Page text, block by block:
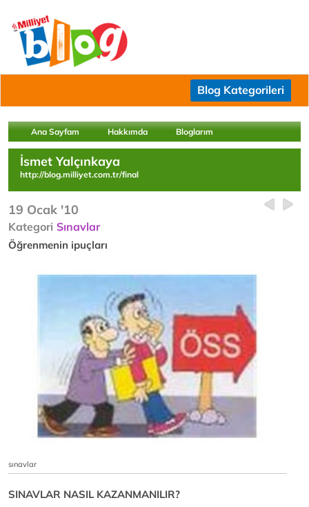
Blog Kategorileri
Ana Sayfam Hakkımda Bloglarım
İsmet Yalçınkaya
http://blog.milliyet.com.tr/final
19 Ocak '10
Kategori Sınavlar
Öğrenmenin ipuçları
sınavlar
SINAVLAR NASIL KAZANMANILIR?